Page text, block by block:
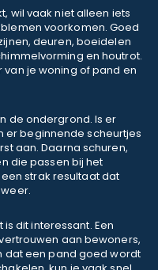
wil vaak niet alleen iets
voorkomen. Goed
deuren, boeidelen
en houtrot.
je woning of pand en
de ondergrond. Is er
er beginnende scheurtjes
aan. Daarna schuren,
die passen bij het
strak resultaat dat
is dit interessant. Een
aan bewoners,
dat een pand goed wordt